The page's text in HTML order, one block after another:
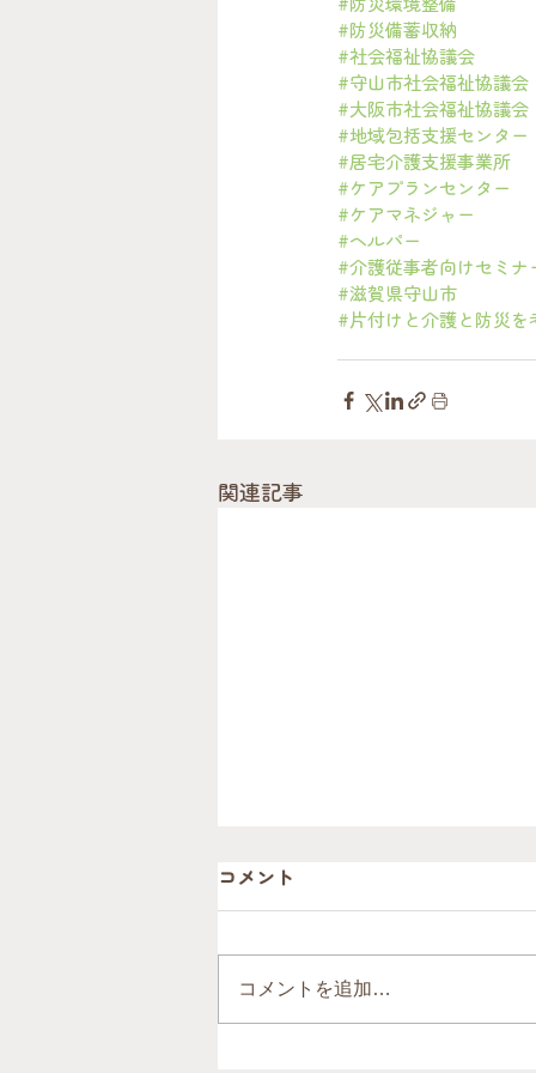
#防災備蓄収納
#社会福祉協議会
#守山市社会福祉協議会
#大阪市社会福祉協議会
#地域包括支援センター
#居宅介護支援事業所
#ケアプランセンター
#ケアマネジャー
#ヘルパー
#介護従事者向けセミナ
#滋賀県守山市
#片付けと介護と防災を
関連記事
コメント
コメントを追加…